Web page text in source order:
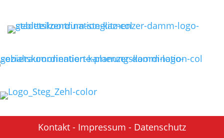
Kontakt - Impressum - Datenschutz